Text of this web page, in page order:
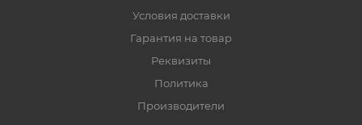
Условия доставки
Гарантия на товар
Реквизиты
Политика
Производители